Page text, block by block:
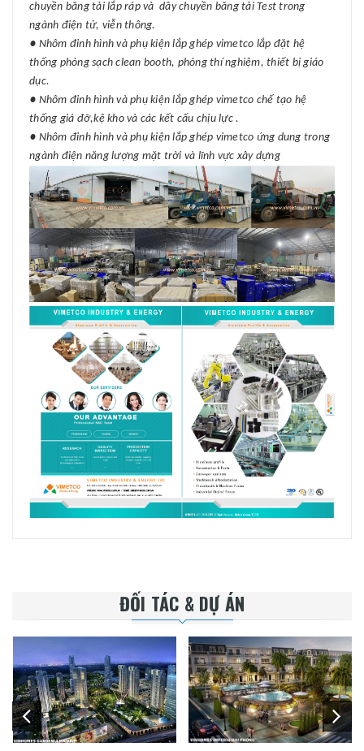
chuyền băng tải lắp ráp và dây chuyền băng tải Test trong
ngành điện tử, viễn thông.
● Nhôm đinh hình và phụ kiện lắp ghép vimetco lắp đặt hệ
thống phòng sạch clean booth, phòng thí nghiệm, thiết bị giáo
dục.
● Nhôm đinh hình và phụ kiện lắp ghép vimetco chế tạo hệ
thống giá đỡ,kệ kho và các kết cấu chịu lực .
● Nhôm đinh hình và phụ kiện lắp ghép vimetco ứng dung trong
ngành điện năng lượng mặt trời và lĩnh vực xây dựng
ĐỐI TÁC & DỰ ÁN